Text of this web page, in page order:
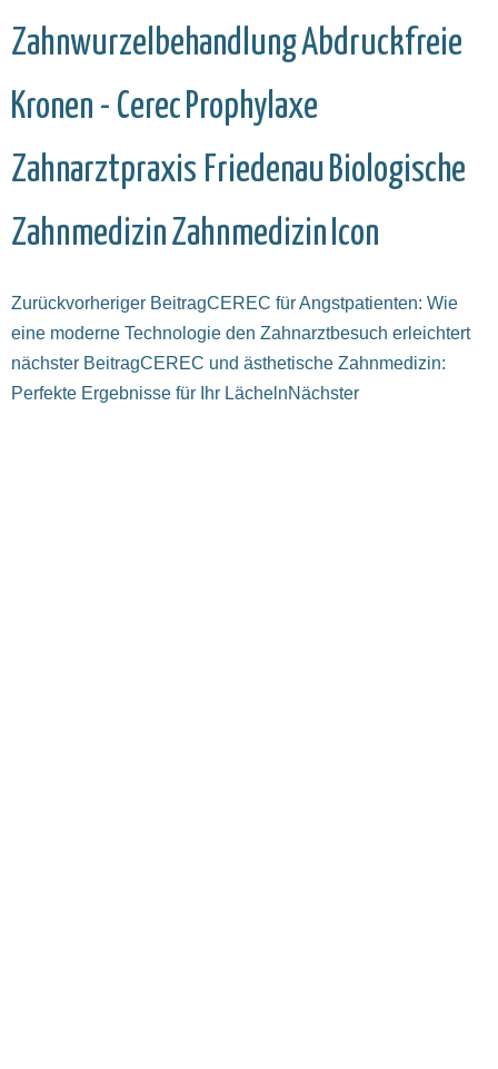
ZahnwurzelbehandlungAbdruckfreie
Kronen - Cerec Prophylaxe
Zahnarztpraxis Friedenau Biologische
ZahnmedizinZahnmedizin Icon
Zurückvorheriger BeitragCEREC für Angstpatienten: Wie
eine moderne Technologie den Zahnarztbesuch erleichtert
nächster BeitragCEREC und ästhetische Zahnmedizin:
Perfekte Ergebnisse für Ihr LächelnNächster